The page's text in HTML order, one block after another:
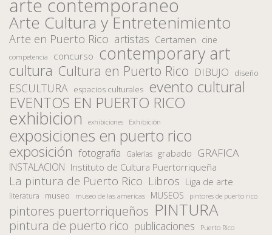
arte contemporaneo
Arte Cultura y Entretenimiento
Arte en Puerto Rico artistas Certamen cine
competencia concurso contemporary art
cultura Cultura en Puerto Rico DIBUJO diseño
ESCULTURA espacios culturales evento cultural
EVENTOS EN PUERTO RICO
exhibicion exhibiciones Exhibición
exposiciones en puerto rico
exposición fotografía Galerias grabado GRAFICA
INSTALACION Instituto de Cultura Puertorriqueña
La pintura de Puerto Rico Libros Liga de arte
literatura museo museo de las americas MUSEOS pintores de puerto rico
pintores puertorriqueños PINTURA
pintura de puerto rico publicaciones Puerto Rico